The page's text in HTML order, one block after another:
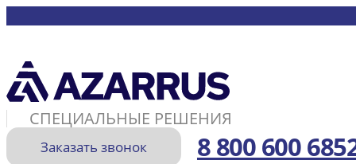
СПЕЦИАЛЬНЫЕ РЕШЕНИЯ
8 800 600
Заказать звонок